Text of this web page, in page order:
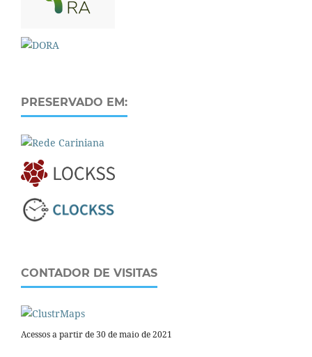
PRESERVADO EM:
CONTADOR DE VISITAS
Acessos a partir de 30 de maio de 2021